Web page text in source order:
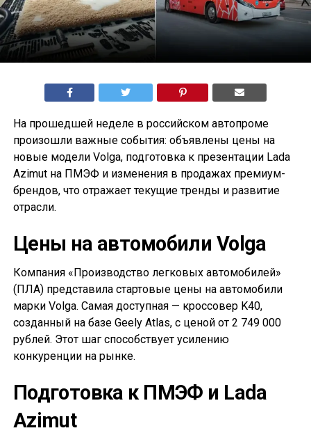
На прошедшей неделе в российском автопроме
произошли важные события: объявлены цены на
новые модели Volga, подготовка к презентации Lada
Azimut на ПМЭФ и изменения в продажах премиум-
брендов, что отражает текущие тренды и развитие
отрасли.
Цены на автомобили Volga
Компания «Производство легковых автомобилей»
(ПЛА) представила стартовые цены на автомобили
марки Volga. Самая доступная — кроссовер K40,
созданный на базе Geely Atlas, с ценой от 2 749 000
рублей. Этот шаг способствует усилению
конкуренции на рынке.
Подготовка к ПМЭФ и Lada
Azimut